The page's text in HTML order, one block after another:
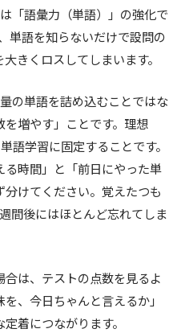
「語彙力（単語）」の強化で
単語を知らないだけで設問の
きくロスしてしまいます。
の単語を詰め込むことではな
増やす」ことです。理想
語学習に固定することです。
時間」と「前日にやった単
けてください。覚えたつも
間後にはほとんど忘れてしま
は、テストの点数を見るよ
、今日ちゃんと言えるか」
着につながります。